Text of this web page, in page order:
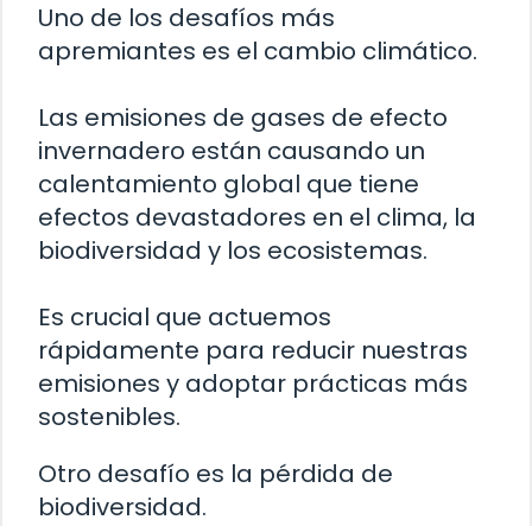
Uno de los desafíos más
apremiantes es el cambio climático.
Las emisiones de gases de efecto
invernadero están causando un
calentamiento global que tiene
efectos devastadores en el clima, la
biodiversidad y los ecosistemas.
Es crucial que actuemos
rápidamente para reducir nuestras
emisiones y adoptar prácticas más
sostenibles.
Otro desafío es la pérdida de
biodiversidad.